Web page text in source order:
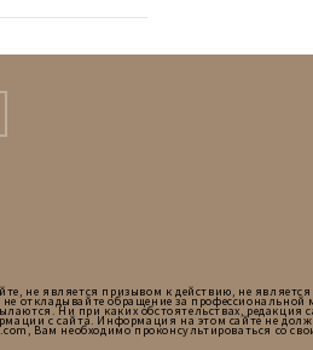
не является призывом к действию, не
откладывайте обращение за
Ни при каких обстоятельствах, редакция
с сайта. Информация на этом сайте не
Вам необходимо проконсультироваться со